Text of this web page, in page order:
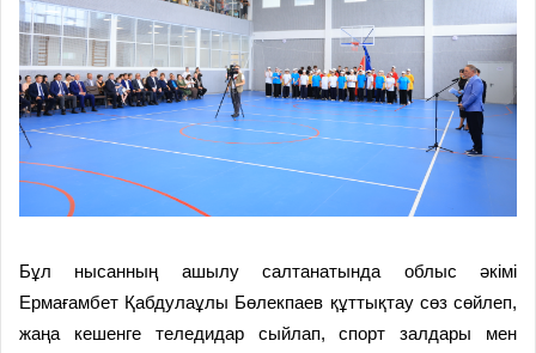
Бұл нысанның ашылу салтанатында облыс әкімі
Ермағамбет Қабдулаұлы Бөлекпаев құттықтау сөз сөйлеп,
жаңа кешенге теледидар сыйлап, спорт залдары мен